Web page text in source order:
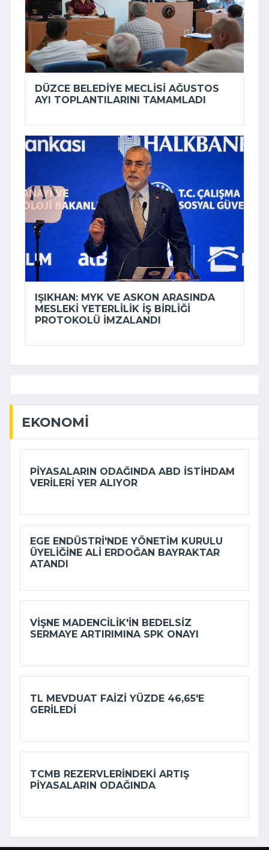
DÜZCE BELEDIYE MECLISI AĞUSTOS
AYI TOPLANTILARINI TAMAMLADI
IŞIKHAN: MYK VE ASKON ARASINDA
MESLEKI YETERLILIK IŞ BIRLIĞI
PROTOKOLÜ IMZALANDI
EKONOMI
PIYASALARIN ODAĞINDA ABD ISTIHDAM
VERILERI YER ALIYOR
EGE ENDÜSTRI'NDE YÖNETIM KURULU
ÜYELIĞINE ALI ERDOĞAN BAYRAKTAR
ATANDI
VIŞNE MADENCILIK'IN BEDELSIZ
SERMAYE ARTIRIMINA SPK ONAYI
TL MEVDUAT FAIZI YÜZDE 46,65'E
GERILEDI
TCMB REZERVLERINDEKI ARTIŞ
PIYASALARIN ODAĞINDA